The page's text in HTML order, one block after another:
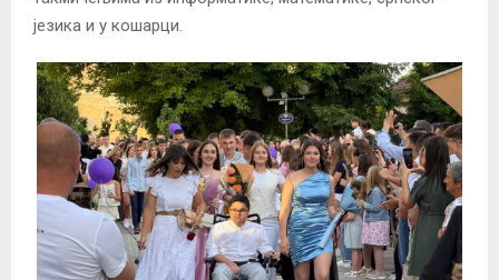
језика и у кошарци.